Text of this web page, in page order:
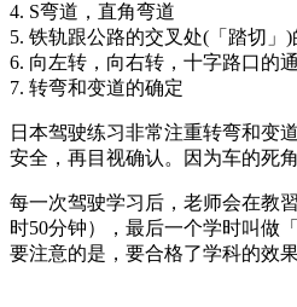
4. S弯道，直角弯道
5. 铁轨跟公路的交叉处(「踏切」
6. 向左转，向右转，十字路口的
7. 转弯和变道的确定
日本驾驶练习非常注重转弯和变
安全，再目视确认。因为车的死
每一次驾驶学习后，老师会在教
时50分钟），最后一个学时叫做
要注意的是，要合格了学科的效